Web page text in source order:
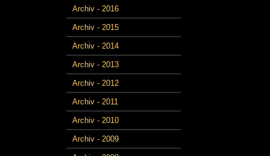
Archiv - 2016
Archiv - 2015
Archiv - 2014
Archiv - 2013
Archiv - 2012
Archiv - 2011
Archiv - 2010
Archiv - 2009